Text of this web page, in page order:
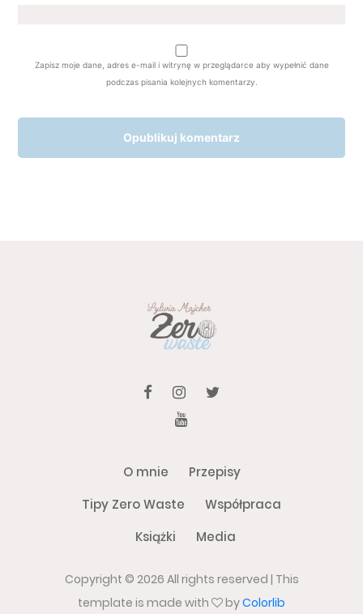
Zapisz moje dane, adres e-mail i witrynę w przeglądarce aby wypełnić dane
podczas pisania kolejnych komentarzy.
O mnie
Przepisy
Tipy Zero Waste
Współpraca
Książki
Media
Copyright © 2026 All rights reserved | This
template is made with
byColorlib